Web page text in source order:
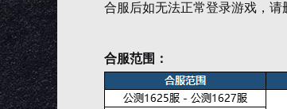
合服后如无法正常登录游戏，请
合服范围：